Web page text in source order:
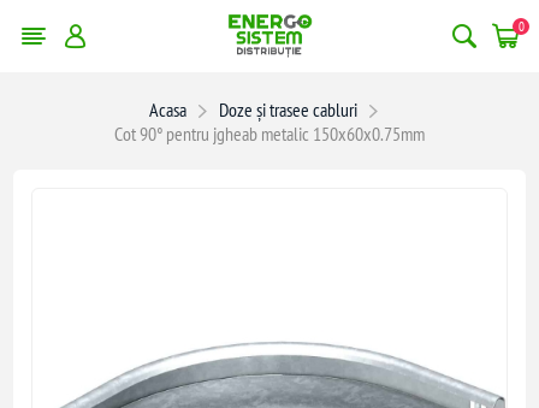
0
Acasa
Doze și trasee cabluri
Cot 90° pentru jgheab metalic 150x60x0.75mm